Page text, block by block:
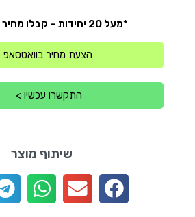
*מעל 20 יחידות – קבלו מחיר אטרקטיבי
הצעת מחיר בוואטסאפ
התקשרו עכשיו >
שיתוף מוצר